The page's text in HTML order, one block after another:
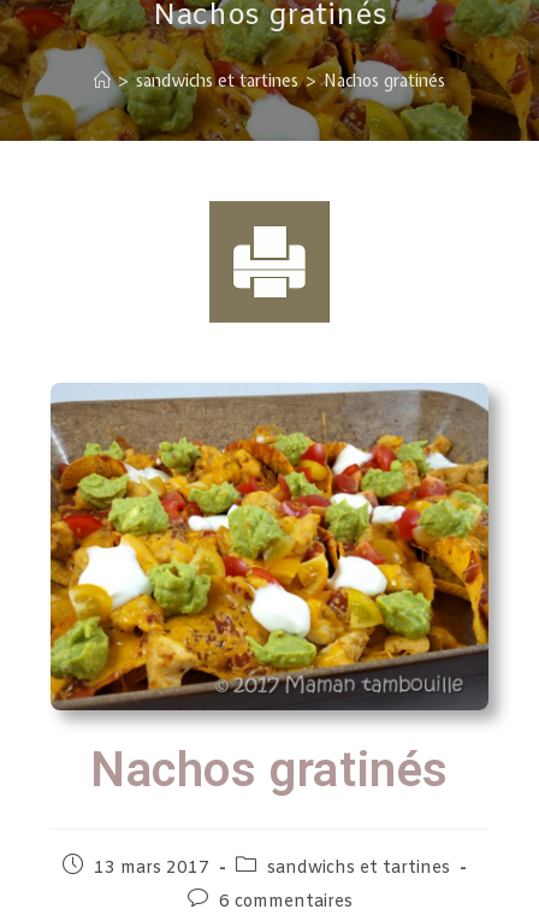
Nachos gratinés
> sandwichs et tartines > Nachos gratinés
Nachos gratinés
13 mars 2017
sandwichs et tartines
6 commentaires